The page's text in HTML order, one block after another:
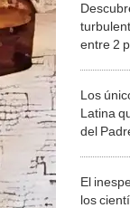
entre 2
Los
Latina
del
El
los